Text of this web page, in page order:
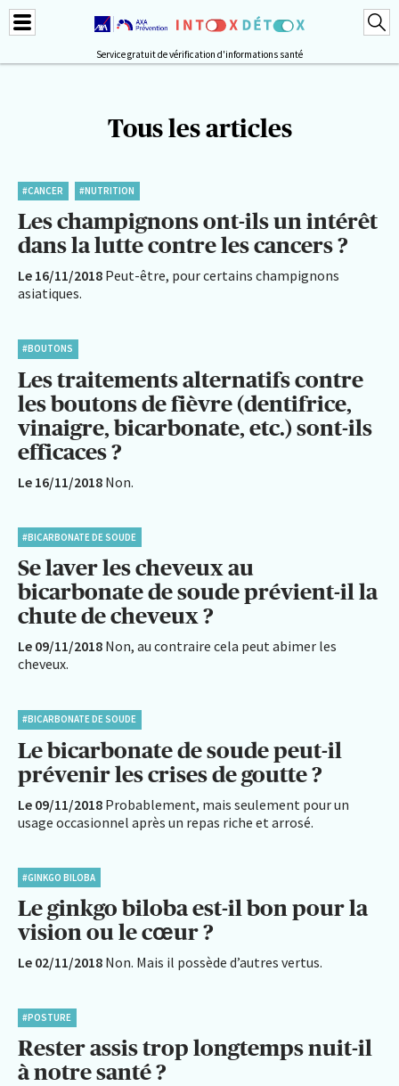
Service gratuit de vérification d'informations santé
Tous les articles
#CANCER #NUTRITION
Les champignons ont-ils un intérêt
dans la lutte contre les cancers ?
Le 16/11/2018 Peut-être, pour certains champignons
asiatiques.
#BOUTONS
Les traitements alternatifs contre
les boutons de fièvre (dentifrice,
vinaigre, bicarbonate, etc.) sont-ils
efficaces ?
Le 16/11/2018 Non.
#BICARBONATE DE SOUDE
Se laver les cheveux au
bicarbonate de soude prévient-il la
chute de cheveux ?
Le 09/11/2018 Non, au contraire cela peut abimer les
cheveux.
#BICARBONATE DE SOUDE
Le bicarbonate de soude peut-il
prévenir les crises de goutte ?
Le 09/11/2018 Probablement, mais seulement pour un
usage occasionnel après un repas riche et arrosé.
#GINKGO BILOBA
Le ginkgo biloba est-il bon pour la
vision ou le cœur ?
Le 02/11/2018 Non. Mais il possède d’autres vertus.
#POSTURE
Rester assis trop longtemps nuit-il
à notre santé ?